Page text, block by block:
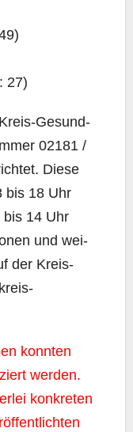
27)
Gesund­
02181 /
Die­se
bis 18 Uhr
bis 14 Uhr
und wei­
der Kreis-
konn­ten
wer­den.
kon­kre­ten